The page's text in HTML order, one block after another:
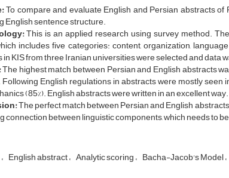
To compare and evaluate English and Persian abstracts
English sentence structure.
This is an applied research using survey method.
includes five categories: content, organization,
KIS from three Iranian universities were selected and data
The highest match between Persian and English abstracts
Following English regulations in abstracts were mostly seen
(85%). English abstracts were written in an excellent way.
The perfect match between Persian and English
connection between linguistic components, which needs to
English abstract Analytic scoring Bacha-Jacob's Model